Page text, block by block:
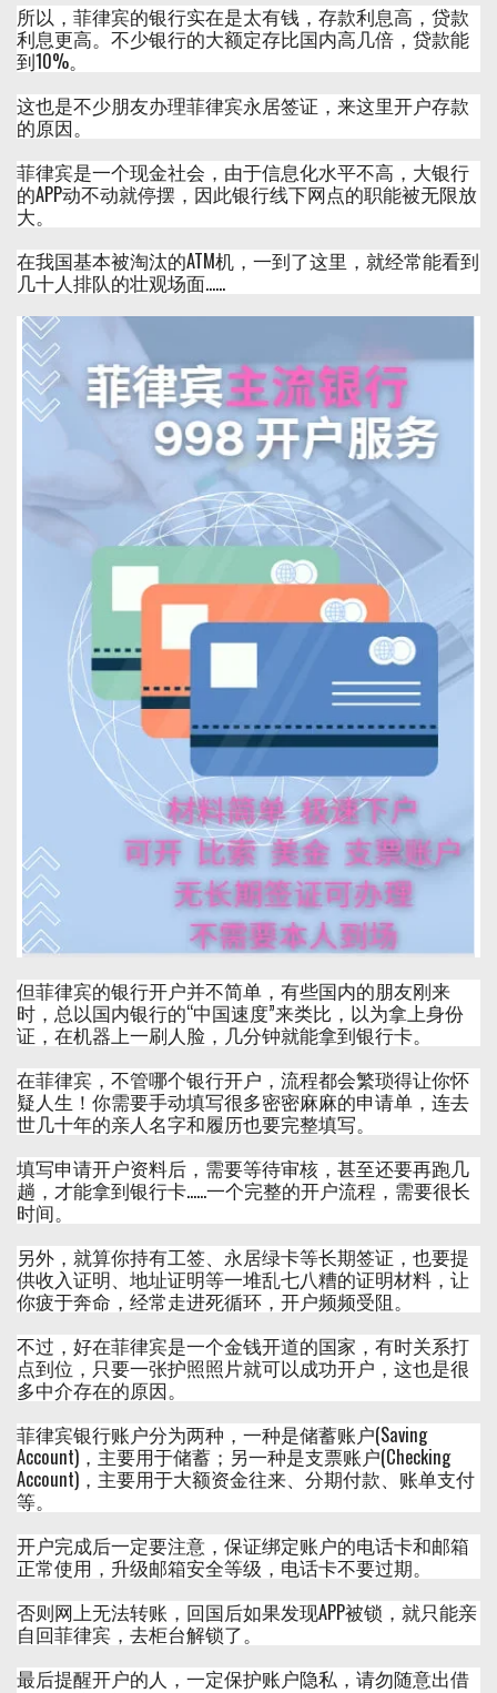
所以，菲律宾的银行实在是太有钱，存款利息高，贷款
利息更高。不少银行的大额定存比国内高几倍，贷款能
到10%。
这也是不少朋友办理菲律宾永居签证，来这里开户存款
的原因。
菲律宾是一个现金社会，由于信息化水平不高，大银行
的APP动不动就停摆，因此银行线下网点的职能被无限放
大。
在我国基本被淘汰的ATM机，一到了这里，就经常能看到
几十人排队的壮观场面……
但菲律宾的银行开户并不简单，有些国内的朋友刚来
时，总以国内银行的“中国速度”来类比，以为拿上身份
证，在机器上一刷人脸，几分钟就能拿到银行卡。
在菲律宾，不管哪个银行开户，流程都会繁琐得让你怀
疑人生！你需要手动填写很多密密麻麻的申请单，连去
世几十年的亲人名字和履历也要完整填写。
填写申请开户资料后，需要等待审核，甚至还要再跑几
趟，才能拿到银行卡……一个完整的开户流程，需要很长
时间。
另外，就算你持有工签、永居绿卡等长期签证，也要提
供收入证明、地址证明等一堆乱七八糟的证明材料，让
你疲于奔命，经常走进死循环，开户频频受阻。
不过，好在菲律宾是一个金钱开道的国家，有时关系打
点到位，只要一张护照照片就可以成功开户，这也是很
多中介存在的原因。
菲律宾银行账户分为两种，一种是储蓄账户(Saving
Account)，主要用于储蓄；另一种是支票账户(Checking
Account)，主要用于大额资金往来、分期付款、账单支付
等。
开户完成后一定要注意，保证绑定账户的电话卡和邮箱
正常使用，升级邮箱安全等级，电话卡不要过期。
否则网上无法转账，回国后如果发现APP被锁，就只能亲
自回菲律宾，去柜台解锁了。
最后提醒开户的人，一定保护账户隐私，请勿随意出借